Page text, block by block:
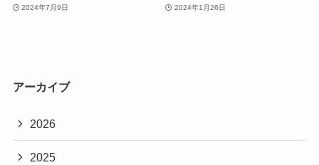
2024年7月9日 2024年1月26日
アーカイブ
2026
2025